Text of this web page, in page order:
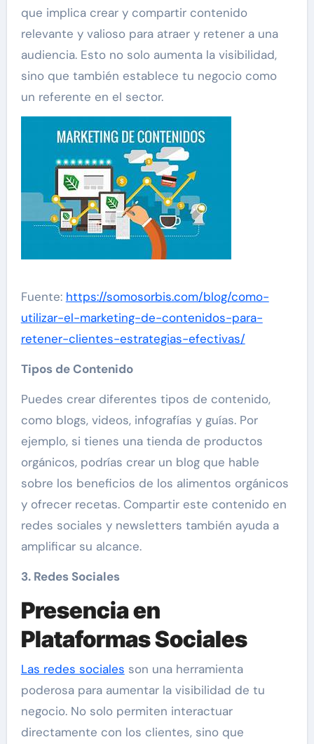
que implica crear y compartir contenido
relevante y valioso para atraer y retener a una
audiencia. Esto no solo aumenta la visibilidad,
sino que también establece tu negocio como
un referente en el sector.
Fuente: https://somosorbis.com/blog/como-
utilizar-el-marketing-de-contenidos-para-
retener-clientes-estrategias-efectivas/
Tipos de Contenido
Puedes crear diferentes tipos de contenido,
como blogs, videos, infografías y guías. Por
ejemplo, si tienes una tienda de productos
orgánicos, podrías crear un blog que hable
sobre los beneficios de los alimentos orgánicos
y ofrecer recetas. Compartir este contenido en
redes sociales y newsletters también ayuda a
amplificar su alcance.
3. Redes Sociales
Presencia en
Plataformas Sociales
Las redes sociales son una herramienta
poderosa para aumentar la visibilidad de tu
negocio. No solo permiten interactuar
directamente con los clientes, sino que